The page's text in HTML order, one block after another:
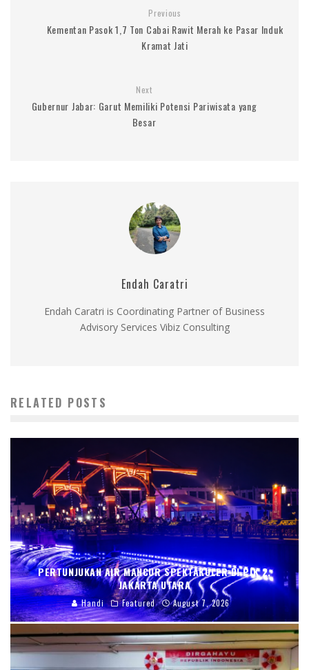
Previous
Kementan Pasok 1,7 Ton Cabai Rawit Merah ke Pasar Induk
Kramat Jati
Next
Gubernur Jabar: Garut Memiliki Potensi Pariwisata yang
Besar
Endah Caratri
Endah Caratri is Coordinating Partner of Business
Advisory Services Vibiz Consulting
RELATED POSTS
PERTUNJUKAN AIR MANCUR SPEKTAKULER DI PIK 2,
JAKARTA UTARA
Handi Featured August 7, 2026